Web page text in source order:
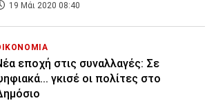
19 Μάι 2020 08:40
εποχή στις συναλλαγές: Σε
γκισέ οι πολίτες στο